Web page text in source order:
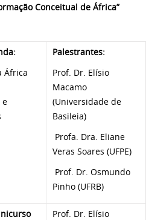
Conceitual de África”
África
e
Palestrantes:
Prof. Dr. Elísio
Macamo
(Universidade de
Basileia)
Profa. Dra. Eliane
Veras Soares (UFPE)
Prof. Dr. Osmundo
Pinho (UFRB)
Prof. Dr. Elísio